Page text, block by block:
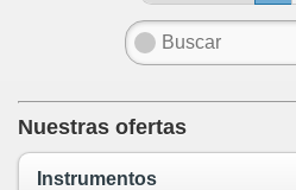
Nuestras ofertas
Instrumentos